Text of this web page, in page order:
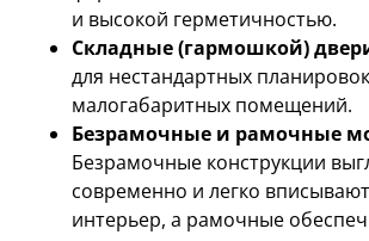
и высокой герметичностью.
Складные (гармошкой)
для нестандартных
малогабаритных помещений.
Безрамочные и рамочные
Безрамочные конструкции
современно и легко
интерьер, а рамочные